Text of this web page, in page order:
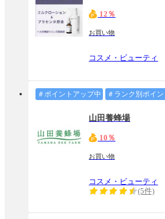
12％
お買い物
コスメ・ビューティ
＃ポイントアップ中 ＃ランク別ポイ
山田養蜂場
10％
お買い物
コスメ・ビューティ
(5件)